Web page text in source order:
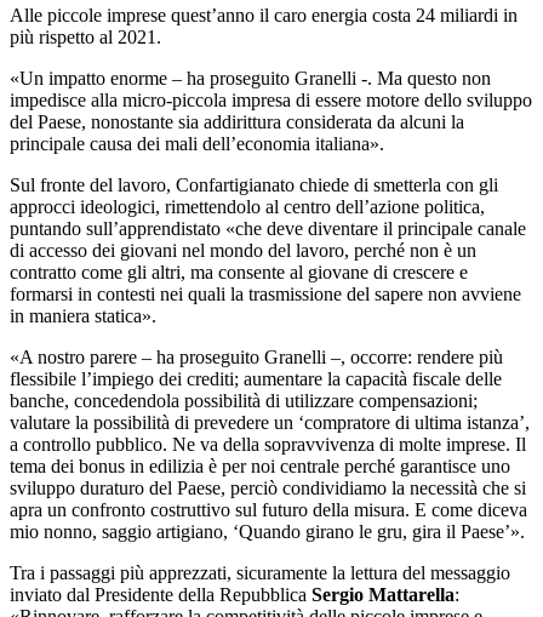
Alle piccole imprese quest’anno il caro energia costa 24 miliardi in
più rispetto al 2021.
«Un impatto enorme – ha proseguito Granelli -. Ma questo non
impedisce alla micro-piccola impresa di essere motore dello sviluppo
del Paese, nonostante sia addirittura considerata da alcuni la
principale causa dei mali dell’economia italiana».
Sul fronte del lavoro, Confartigianato chiede di smetterla con gli
approcci ideologici, rimettendolo al centro dell’azione politica,
puntando sull’apprendistato «che deve diventare il principale canale
di accesso dei giovani nel mondo del lavoro, perché non è un
contratto come gli altri, ma consente al giovane di crescere e
formarsi in contesti nei quali la trasmissione del sapere non avviene
in maniera statica».
«A nostro parere – ha proseguito Granelli –, occorre: rendere più
flessibile l’impiego dei crediti; aumentare la capacità fiscale delle
banche, concedendola possibilità di utilizzare compensazioni;
valutare la possibilità di prevedere un ‘compratore di ultima istanza’,
a controllo pubblico. Ne va della sopravvivenza di molte imprese. Il
tema dei bonus in edilizia è per noi centrale perché garantisce uno
sviluppo duraturo del Paese, perciò condividiamo la necessità che si
apra un confronto costruttivo sul futuro della misura. E come diceva
mio nonno, saggio artigiano, ‘Quando girano le gru, gira il Paese’».
Tra i passaggi più apprezzati, sicuramente la lettura del messaggio
inviato dal Presidente della Repubblica Sergio Mattarella: